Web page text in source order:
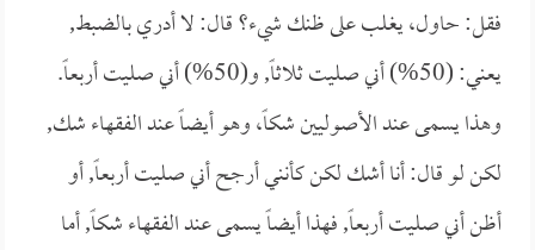
فقل: حاول، يغلب على ظنك شيء؟ قال: لا أدري بالضبط,
يعني: (50%) أني صليت ثلاثاً, و(50%) أني صليت أربعاً.
وهذا يسمى عند الأصوليين شكاً، وهو أيضاً عند الفقهاء شك,
لكن لو قال: أنا أشك لكن كأنني أرجح أني صليت أربعاً, أو
أظن أني صليت أربعاً, فهذا أيضاً يسمى عند الفقهاء شكاً, أما